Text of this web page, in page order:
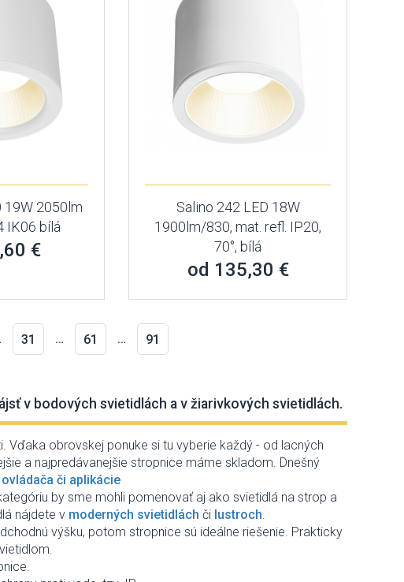
19W 2050lm
IK06 bílá
€
Salino 242 LED 18W
1900lm/830, mat. refl. IP20,
70°, bílá
od 135,30 €
31 … 61 … 91
v bodových svietidlách a v žiarivkových svietidlách.
Vďaka obrovskej ponuke si tu vyberie každý - od lacných
a najpredávanejšie stropnice máme skladom. Dnešný
či aplikácie
by sme mohli pomenovať aj ako svietidlá na strop a
nájdete v moderných svietidlách či lustroch.
výšku, potom stropnice sú ideálne riešenie. Prakticky